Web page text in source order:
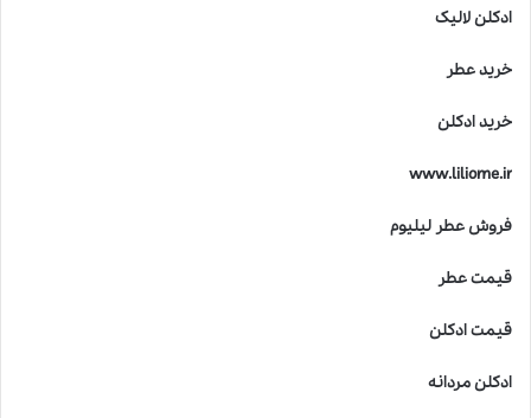
ادکلن لالیک
خرید عطر
خرید ادکلن
www.liliome.ir
فروش عطر لیلیوم
قیمت عطر
قیمت ادکلن
ادکلن مردانه